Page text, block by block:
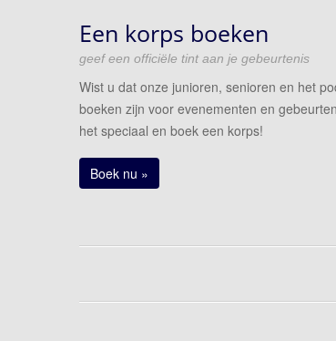
Een korps boeken
geef een officiële tint aan je gebeurtenis
Wist u dat onze junioren, senioren en het
boeken zijn voor evenementen en
het speciaal en boek een korps!
Boek nu »